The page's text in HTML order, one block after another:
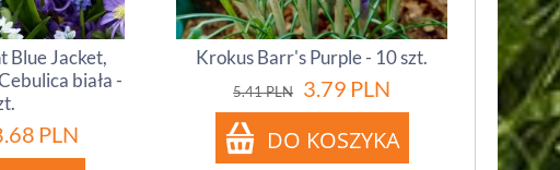
Blue Jacket,
biała -
PLN
Krokus Barr's Purple - 10 szt.
5.41PLN 3.79 PLN